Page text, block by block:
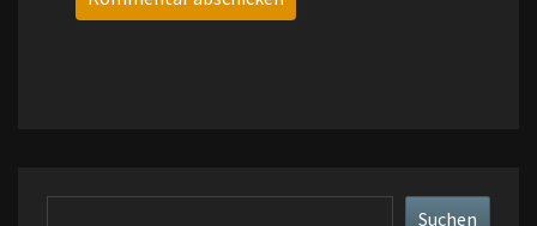
Suchen